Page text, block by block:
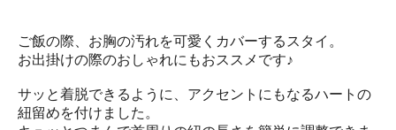
ご飯の際、お胸の汚れを可愛くカバーするスタイ。
お出掛けの際のおしゃれにもおススメです♪
サッと着脱できるように、アクセントにもなるハートの
紐留めを付けました。